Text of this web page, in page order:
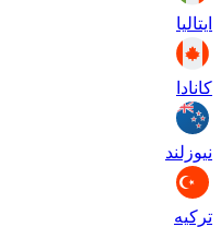
ایتالیا
کانادا
نیوزلند
ترکیه